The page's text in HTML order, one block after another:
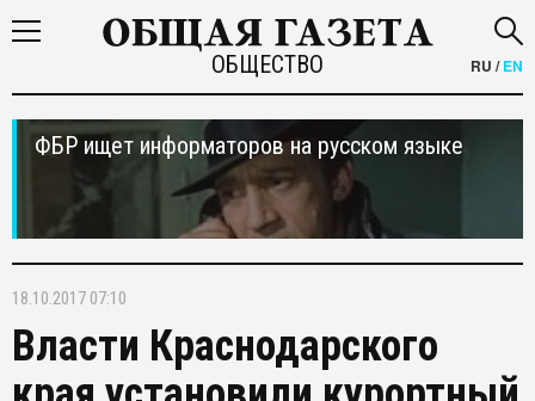
ОБЩЕСТВО RU /EN
ФБР ищет информаторов на русском языке
18.10.2017 07:10
Власти Краснодарского